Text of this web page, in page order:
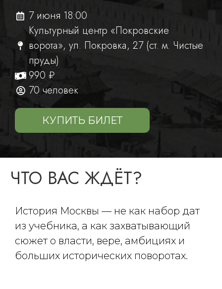
7 июня 18:00
Культурный центр «Покровские
ворота», ул. Покровка, 27 (ст. м. Чистые
пруды)
990 ₽
70 человек
КУПИТЬ БИЛЕТ
ЧТО ВАС ЖДЁТ?
История Москвы — не как набор дат
из учебника, а как захватывающий
сюжет о власти, вере, амбициях и
больших исторических поворотах.